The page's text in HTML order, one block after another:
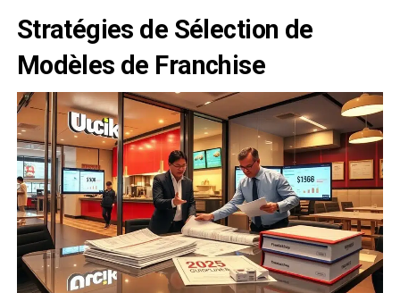
Stratégies de Sélection de
Modèles de Franchise